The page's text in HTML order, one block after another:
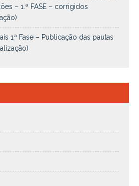
– 1.ª FASE – corrigidos
1ª Fase – Publicação das pautas